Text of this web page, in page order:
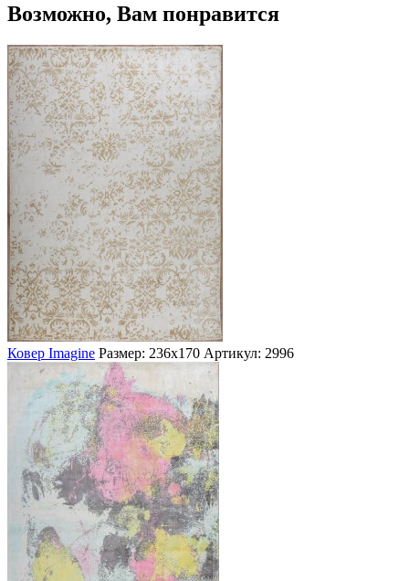
Возможно, Вам понравится
Ковер Imagine Размер: 236х170 Артикул: 2996